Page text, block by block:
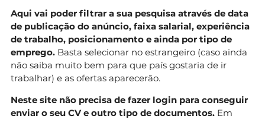
Aqui vai poder filtrar a sua pesquisa através de data
de publicação do anúncio, faixa salarial, experiência
de trabalho, posicionamento e ainda por tipo de
emprego. Basta selecionar no estrangeiro (caso ainda
não saiba muito bem para que país gostaria de ir
trabalhar) e as ofertas aparecerão.
Neste site não precisa de fazer login para conseguir
enviar o seu CV e outro tipo de documentos. Em